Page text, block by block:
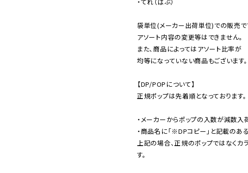
袋単位(メーカー出荷単位)での販売で
アソート内容の変更等はできません。
また、商品によってはアソート比率が
均等になっていない商品もございます。
【DP/POPについて】
正規ポップは先着順となっております。
・メーカーからポップの入数が減数入
・商品名に「※DPコピー」と記載のあ
上記の場合、正規のポップではなくカ
す。